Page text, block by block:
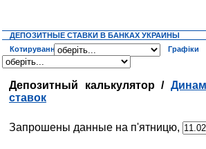
ДЕПОЗИТНЫЕ СТАВКИ В БАНКАХ УКРАИНЫ
Котирування
Графіки
Депозитный калькулятор /
ставок
Запрошены данные на п'ятницю,